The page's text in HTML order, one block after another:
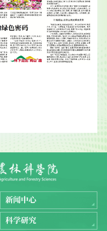
新闻中心
科学研究